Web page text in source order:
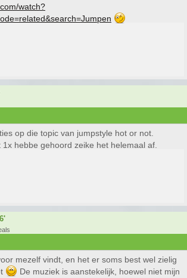
watch?
op die topic van jumpstyle hot or not.
hebbe gehoord zeike het helemaal af.
mezelf vindt, en het er soms best wel zielig
De muziek is aanstekelijk, hoewel niet mijn